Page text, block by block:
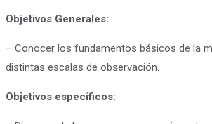
Objetivos Generales:
– Conocer los fundamentos básicos de la
distintas escalas de observación.
Objetivos específicos: